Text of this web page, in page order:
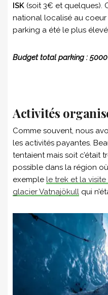
ISK (soit 3€ et quelques).
national localisé au coeur
parking a été le plus élevé,
Budget total parking :
Activités
Comme souvent, nous
les activités payantes.
tentaient mais soit c’était
possible dans la région
exemple le trek et la
glacier Vatnajökull qui